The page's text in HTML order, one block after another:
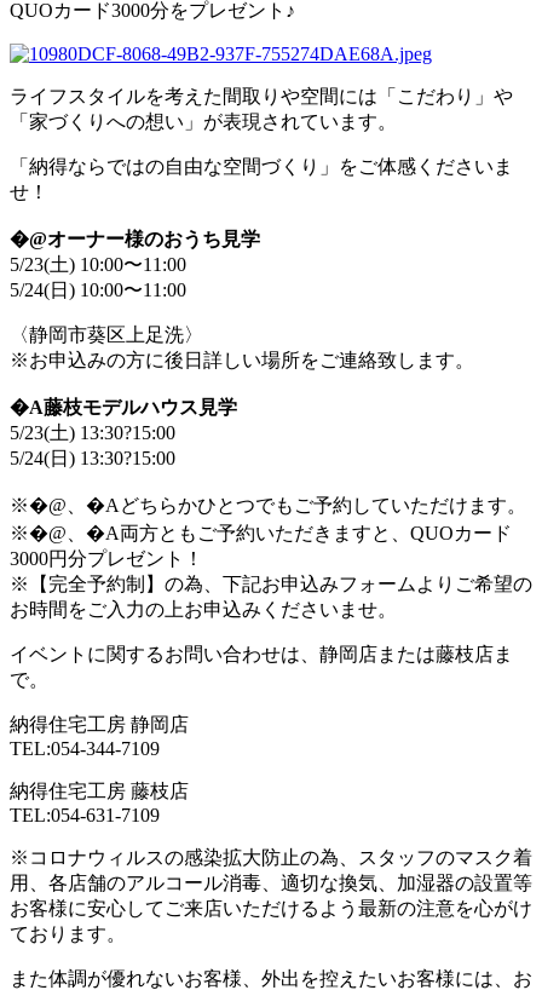
QUOカード3000分をプレゼント♪
ライフスタイルを考えた間取りや空間には「こだわり」や
「家づくりへの想い」が表現されています。
「納得ならではの自由な空間づくり」をご体感くださいま
せ！
�@オーナー様のおうち見学
5/23(土) 10:00〜11:00
5/24(日) 10:00〜11:00
〈静岡市葵区上足洗〉
※お申込みの方に後日詳しい場所をご連絡致します。
�A藤枝モデルハウス見学
5/23(土) 13:30?15:00
5/24(日) 13:30?15:00
※�@、�Aどちらかひとつでもご予約していただけます。
※�@、�A両方ともご予約いただきますと、QUOカード
3000円分プレゼント！
※【完全予約制】の為、下記お申込みフォームよりご希望の
お時間をご入力の上お申込みくださいませ。
イベントに関するお問い合わせは、静岡店または藤枝店ま
で。
納得住宅工房 静岡店
TEL:054-344-7109
納得住宅工房 藤枝店
TEL:054-631-7109
※コロナウィルスの感染拡大防止の為、スタッフのマスク着
用、各店舗のアルコール消毒、適切な換気、加湿器の設置等
お客様に安心してご来店いただけるよう最新の注意を心がけ
ております。
また体調が優れないお客様、外出を控えたいお客様には、お